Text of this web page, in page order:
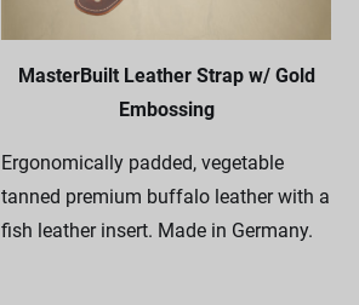
MasterBuilt Leather Strap w/ Gold
Embossing
Ergonomically padded, vegetable
tanned premium buffalo leather with a
fish leather insert. Made in Germany.